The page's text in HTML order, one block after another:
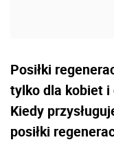
Posiłki
tylko dla kobiet i
Kiedy
posiłki